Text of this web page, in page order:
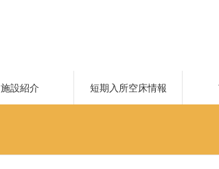
施設紹介 短期入所空床情報